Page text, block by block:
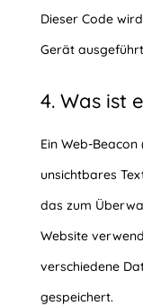
Dieser Code
Gerät
4. Was ist
Ein Web-
unsichtbares
das zum
Website
verschiedene
gespeichert.